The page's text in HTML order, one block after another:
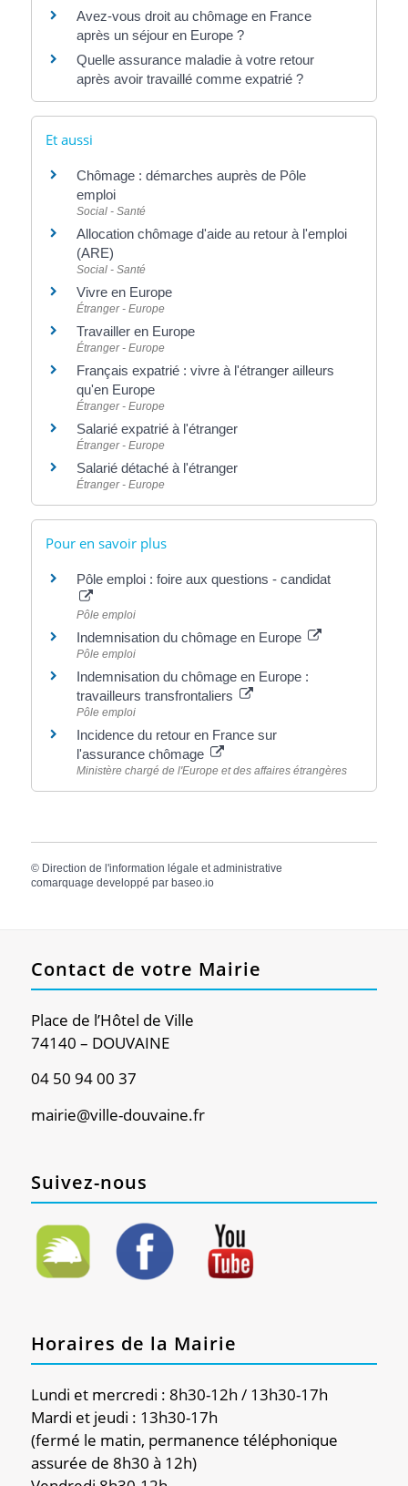
Avez-vous droit au chômage en France
après un séjour en Europe ?
Quelle assurance maladie à votre retour
après avoir travaillé comme expatrié ?
Et aussi
Chômage : démarches auprès de Pôle
emploi
Social - Santé
Allocation chômage d'aide au retour à l'emploi
(ARE)
Social - Santé
Vivre en Europe
Étranger - Europe
Travailler en Europe
Étranger - Europe
Français expatrié : vivre à l'étranger ailleurs
qu'en Europe
Étranger - Europe
Salarié expatrié à l'étranger
Étranger - Europe
Salarié détaché à l'étranger
Étranger - Europe
Pour en savoir plus
Pôle emploi : foire aux questions - candidat
Pôle emploi
Indemnisation du chômage en Europe
Pôle emploi
Indemnisation du chômage en Europe :
travailleurs transfrontaliers
Pôle emploi
Incidence du retour en France sur
l'assurance chômage
Ministère chargé de l'Europe et des affaires étrangères
© Direction de l'information légale et administrative
comarquage developpé par baseo.io
Contact de votre Mairie
Place de l’Hôtel de Ville
74140 – DOUVAINE
04 50 94 00 37
mairie@ville-douvaine.fr
Suivez-nous
Horaires de la Mairie
Lundi et mercredi : 8h30-12h / 13h30-17h
Mardi et jeudi : 13h30-17h
(fermé le matin, permanence téléphonique
assurée de 8h30 à 12h)